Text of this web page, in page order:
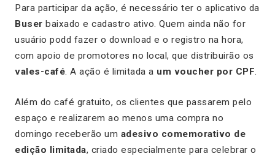
Para participar da ação, é necessário ter o aplicativo da
Buser baixado e cadastro ativo. Quem ainda não for
usuário podd fazer o download e o registro na hora,
com apoio de promotores no local, que distribuirão os
vales-café. A ação é limitada a um voucher por CPF.
Além do café gratuito, os clientes que passarem pelo
espaço e realizarem ao menos uma compra no
domingo receberão um adesivo comemorativo de
edição limitada, criado especialmente para celebrar o